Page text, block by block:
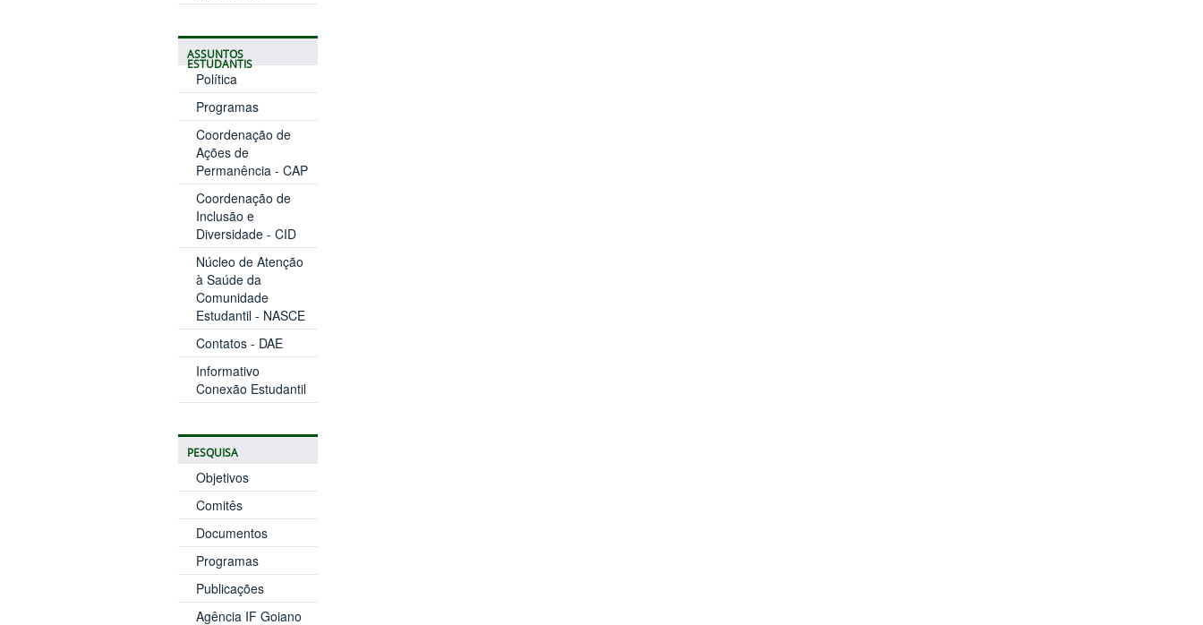
ASSUNTOS
ESTUDANTIS
Política
Programas
Coordenação de
Ações de
Permanência - CAP
Coordenação de
Inclusão e
Diversidade - CID
Núcleo de Atenção
à Saúde da
Comunidade
Estudantil - NASCE
Contatos - DAE
Informativo
Conexão Estudantil
PESQUISA
Objetivos
Comitês
Documentos
Programas
Publicações
Agência IF Goiano